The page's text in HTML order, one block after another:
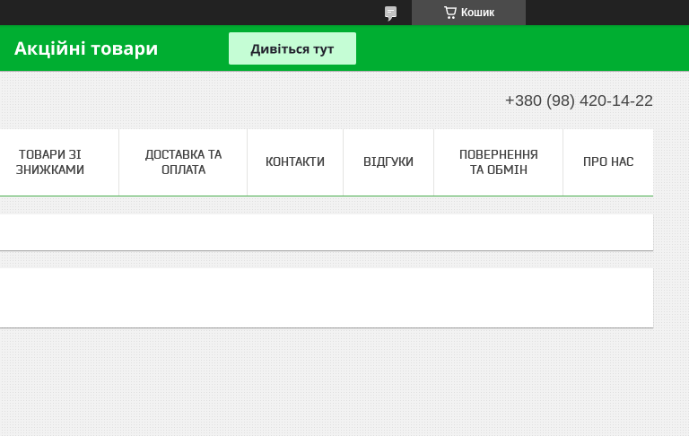
Кошик
+380 (98) 420-14-22
ТОВАРИ ЗІ
ЗНИЖКАМИ
ДОСТАВКА ТА
ОПЛАТА
КОНТАКТИ ВІДГУКИ
ПОВЕРНЕННЯ
ТА ОБМІН
ПРО НАС